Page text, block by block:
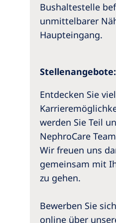
Bushaltestelle
unmittelbarer
Haupteingang.
Stellenangebote:
Entdecken Sie
werden Sie Teil
NephroCare
Wir freuen uns
gemeinsam mit
zu gehen.
Bewerben Sie
online über